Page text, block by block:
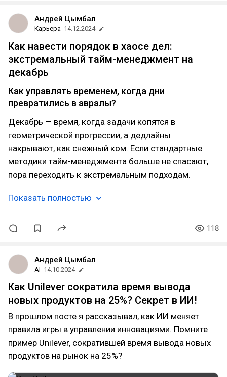
Андрей Цымбал
Карьера 14.12.2024
Как навести порядок в хаосе дел:
экстремальный тайм-менеджмент на
декабрь
Как управлять временем, когда дни
превратились в авралы?
Декабрь — время, когда задачи копятся в
геометрической прогрессии, а дедлайны
накрывают, как снежный ком. Если стандартные
методики тайм-менеджмента больше не спасают,
пора переходить к экстремальным подходам.
Показать полностью
118
Андрей Цымбал
AI 14.10.2024
Как Unilever сократила время вывода
новых продуктов на 25%? Секрет в ИИ!
В прошлом посте я рассказывал, как ИИ меняет
правила игры в управлении инновациями. Помните
пример Unilever, сократившей время вывода новых
продуктов на рынок на 25%?